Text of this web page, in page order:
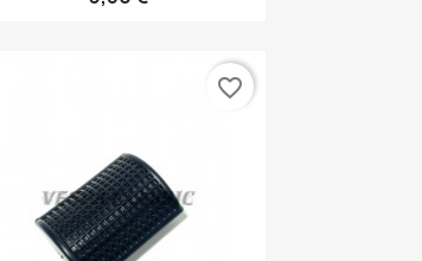
favorite_border